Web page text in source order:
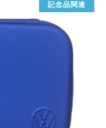
記念品関連